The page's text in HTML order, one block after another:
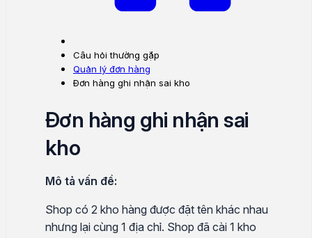
Câu hỏi thường gặp
Quản lý đơn hàng
Đơn hàng ghi nhận sai kho
Đơn hàng ghi nhận sai
kho
Mô tả vấn đề:
Shop có 2 kho hàng được đặt tên khác nhau
nhưng lại cùng 1 địa chỉ. Shop đã cài 1 kho